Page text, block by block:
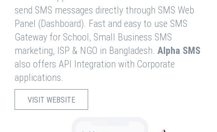
send SMS messages directly through SMS Web
Panel (Dashboard). Fast and easy to use SMS
Gateway for School, Small Business SMS
marketing, ISP & NGO in Bangladesh. Alpha SMS
also offers API Integration with Corporate
applications.
VISIT WEBSITE